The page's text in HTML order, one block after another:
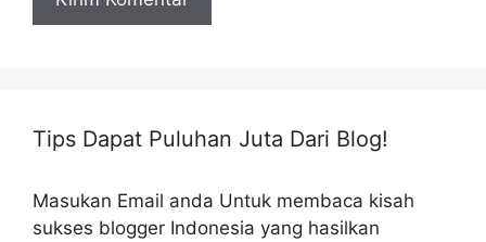
Tips Dapat Puluhan Juta Dari Blog!
Masukan Email anda Untuk membaca kisah
sukses blogger Indonesia yang hasilkan